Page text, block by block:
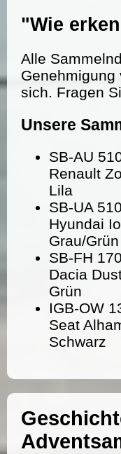
"Wie
Alle
Genehmigung
sich. Fragen
Unsere
SB-AU
Renault
Lila
SB-UA
Hyundai
Grau/Grün
SB-FH
Dacia
Grün
IGB-OW
Seat
Schwarz